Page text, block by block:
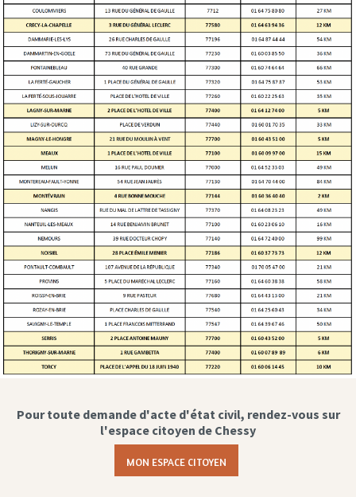
Pour toute demande d'acte d'état civil, rendez-vous sur
l'espace citoyen de Chessy
MON ESPACE CITOYEN